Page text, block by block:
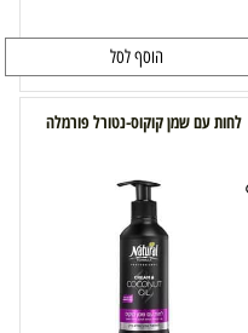
הוסף לסל
לחות עם שמן קוקוס-נטורל פורמלה